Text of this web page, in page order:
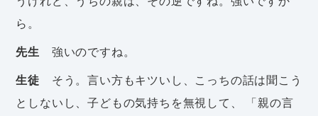
ら。
先生 強いのですね。
生徒 そう。言い方もキツいし、こっちの話は聞こう
としないし、子どもの気持ちを無視して、 「親の言